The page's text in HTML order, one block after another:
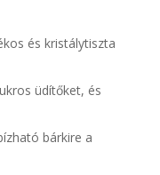
és kristálytiszta
üdítőket, és
bárkire a